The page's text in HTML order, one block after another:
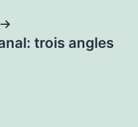
trois angles